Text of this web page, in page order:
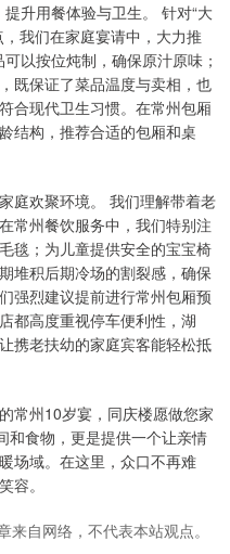
提升用餐体验与卫生。 针对“大
我们在家庭宴请中，大力推
以按位炖制，确保原汁原味；
既保证了菜品温度与卖相，也
合现代卫生习惯。在常州包厢
结构，推荐合适的包厢和桌
庭欢聚环境。 我们理解带着老
常州餐饮服务中，我们特别注
毯；为儿童提供安全的宝宝椅
堆积后期冷场的割裂感，确保
强烈建议提前进行常州包厢预
都高度重视停车便利性，湖
携老扶幼的家庭宾客能轻松抵
常州10岁宴，同庆楼愿做您家
和食物，更是提供一个让亲情
场域。在这里，众口不再难
容。
来自网络，不代表本站观点。